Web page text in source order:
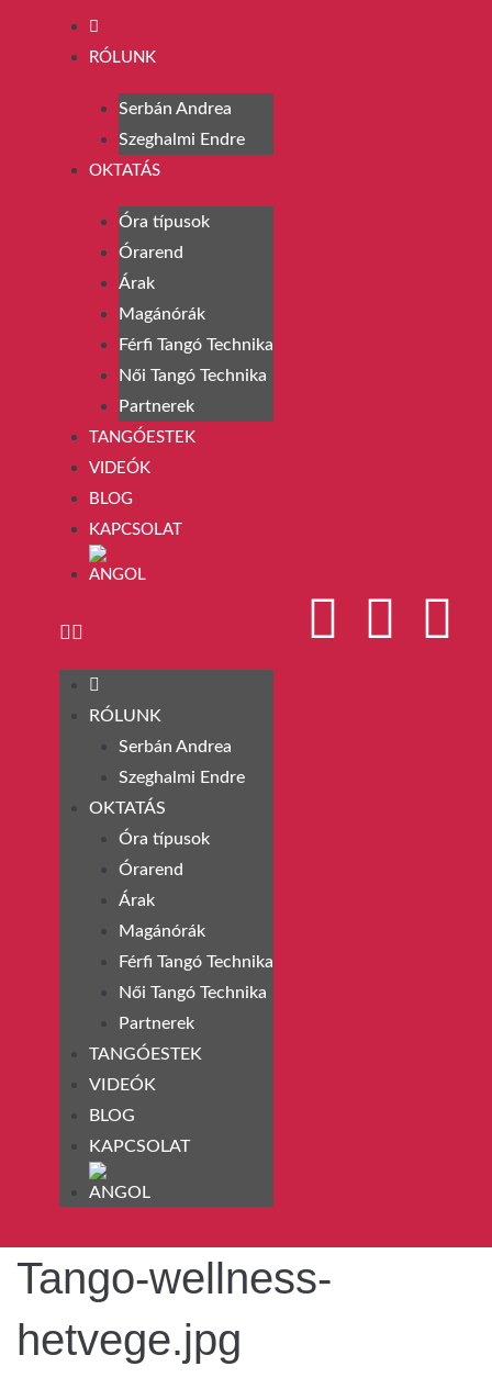
RÓLUNK
Serbán Andrea
Szeghalmi Endre
OKTATÁS
Óra típusok
Órarend
Árak
Magánórák
Férfi Tangó Technika
Női Tangó Technika
Partnerek
TANGÓESTEK
VIDEÓK
BLOG
KAPCSOLAT
RÓLUNK
Serbán Andrea
Szeghalmi Endre
OKTATÁS
Óra típusok
Órarend
Árak
Magánórák
Férfi Tangó Technika
Női Tangó Technika
Partnerek
TANGÓESTEK
VIDEÓK
BLOG
KAPCSOLAT
Tango-wellness-
hetvege.jpg